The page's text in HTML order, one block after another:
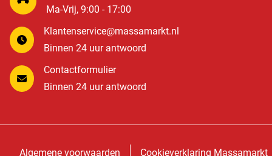
Ma-Vrij, 9:00 - 17:00
Klantenservice@massamarkt.nl
Binnen 24 uur antwoord
Contactformulier
Binnen 24 uur antwoord
Algemene voorwaarden
Cookieverklaring Massamarkt